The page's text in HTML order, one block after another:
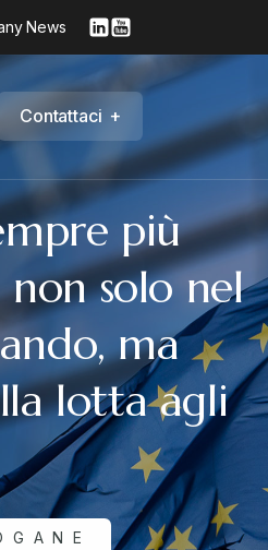
News
Contattaci +
più
solo nel
ma
lotta agli